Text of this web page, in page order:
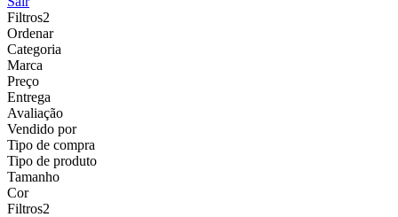
Filtros2
Ordenar
Categoria
Marca
Preço
Entrega
Avaliação
Vendido por
Tipo de compra
Tipo de produto
Tamanho
Cor
Filtros2